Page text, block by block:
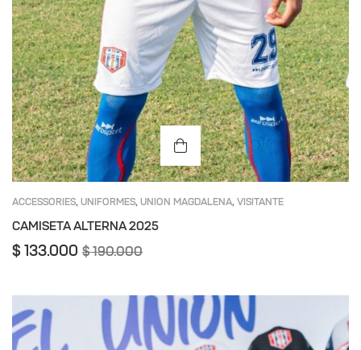
ACCESSORIES, UNIFORMES, UNION MAGDALENA, VISITANTE
CAMISETA ALTERNA 2025
$190.000
$ 133.000